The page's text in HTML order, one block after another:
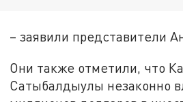
– заявили представители
Они также отметили, что
Сатыбалдыулы незаконно